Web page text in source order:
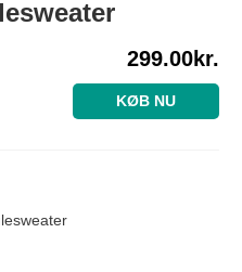
299.00kr.
KØB NU